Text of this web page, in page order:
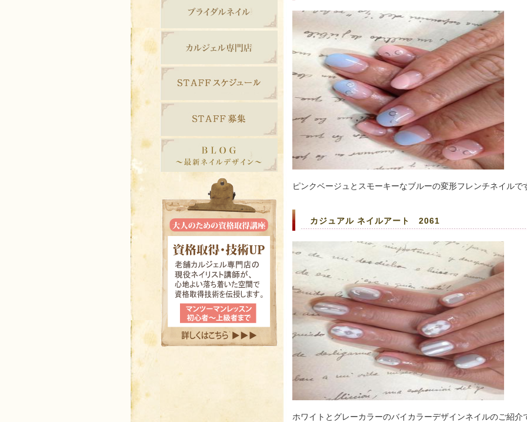
ピンクベージュとスモーキーなブルーの変形フレンチネイルで
カジュアル ネイルアート 2061
ホワイトとグレーカラーのバイカラーデザインネイルのご紹介